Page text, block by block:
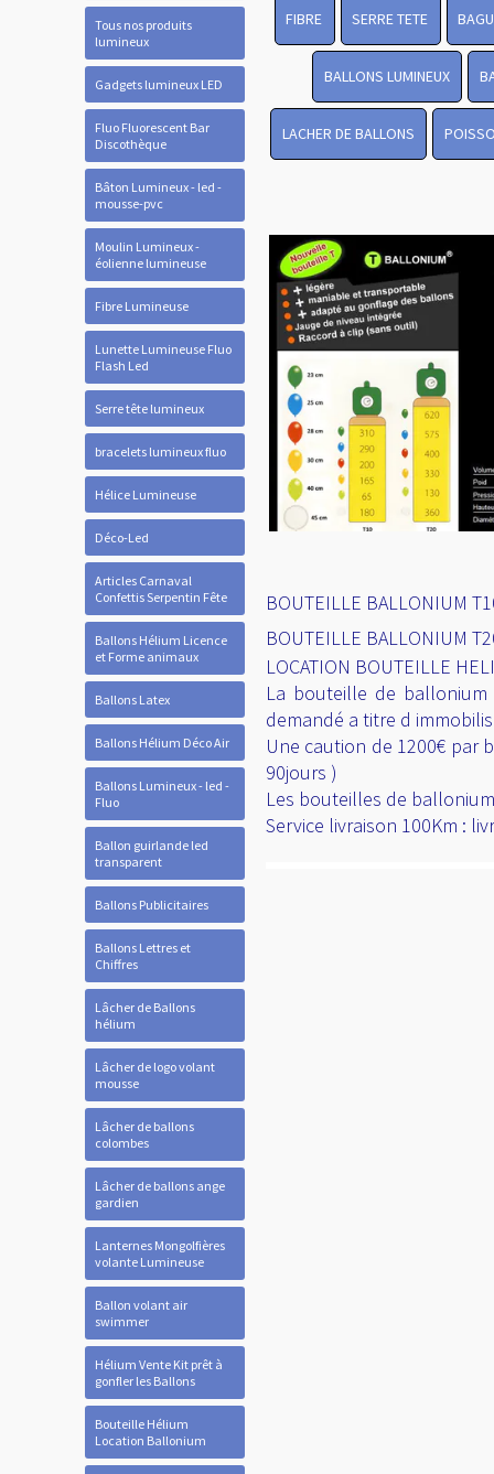
Tous nos produits
lumineux
Gadgets lumineux LED
Fluo Fluorescent Bar
Discothèque
Bâton Lumineux - led -
mousse-pvc
Moulin Lumineux -
éolienne lumineuse
Fibre Lumineuse
Lunette Lumineuse Fluo
Flash Led
Serre tête lumineux
bracelets lumineux fluo
Hélice Lumineuse
Déco-Led
Articles Carnaval
Confettis Serpentin Fête
Ballons Hélium Licence
et Forme animaux
Ballons Latex
Ballons Hélium Déco Air
Ballons Lumineux - led -
Fluo
Ballon guirlande led
transparent
Ballons Publicitaires
Ballons Lettres et
Chiffres
Lâcher de Ballons
hélium
Lâcher de logo volant
mousse
Lâcher de ballons
colombes
Lâcher de ballons ange
gardien
Lanternes Mongolfières
volante Lumineuse
Ballon volant air
swimmer
Hélium Vente Kit prêt à
gonfler les Ballons
Bouteille Hélium
Location Ballonium
FIBRE SERRE TETE
BALLONS LUMINEUX
LACHER DE BALLONS
BOUTEILLE BALLONIUM
BOUTEILLE BALLONIUM
LOCATION BOUTEILLE
La bouteille de ballonium
demandé a titre d
Une caution de 1200€ par
90jours )
Les bouteilles de
Service livraison 100Km :